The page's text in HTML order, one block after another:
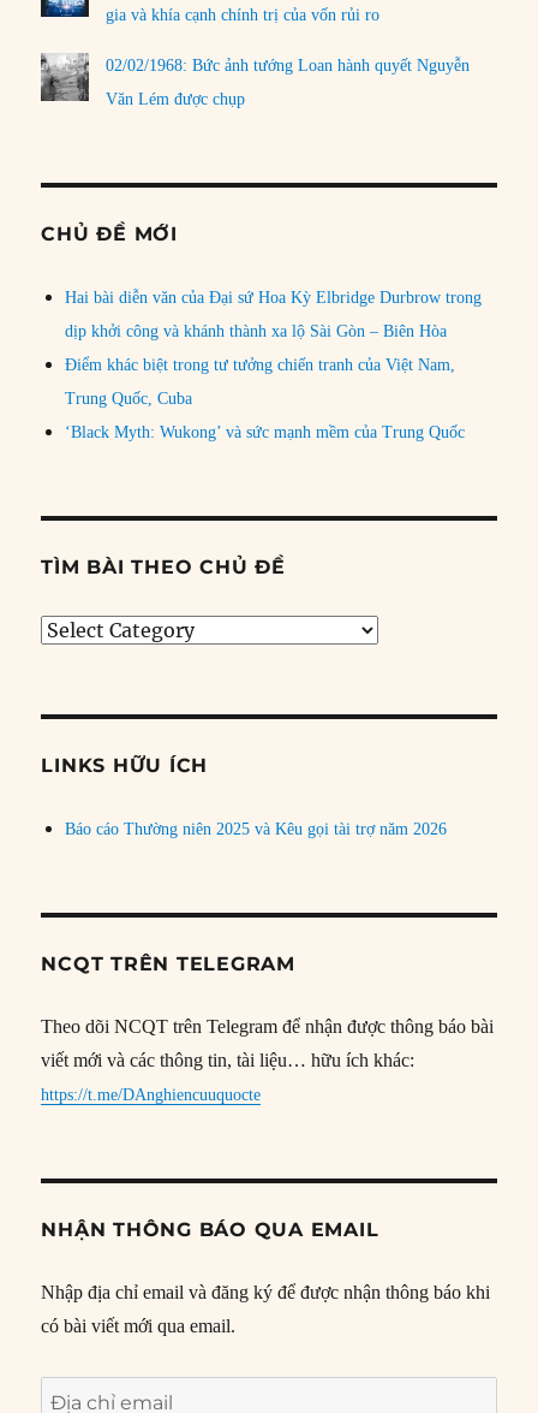
gia và khía cạnh chính trị của vốn rủi ro
02/02/1968: Bức ảnh tướng Loan hành quyết Nguyễn
Văn Lém được chụp
CHỦ ĐỀ MỚI
Hai bài diễn văn của Đại sứ Hoa Kỳ Elbridge Durbrow trong
dịp khởi công và khánh thành xa lộ Sài Gòn – Biên Hòa
Điểm khác biệt trong tư tưởng chiến tranh của Việt Nam,
Trung Quốc, Cuba
‘Black Myth: Wukong’ và sức mạnh mềm của Trung Quốc
TÌM BÀI THEO CHỦ ĐỀ
Tìm
đề
LINKS HỮU ÍCH
Báo cáo Thường niên 2025 và Kêu gọi tài trợ năm 2026
NCQT TRÊN TELEGRAM
Theo dõi NCQT trên Telegram để nhận được thông báo bài
viết mới và các thông tin, tài liệu… hữu ích khác:
https://t.me/DAnghiencuuquocte
NHẬN THÔNG BÁO QUA EMAIL
Nhập địa chỉ email và đăng ký để được nhận thông báo khi
có bài viết mới qua email.
Địa